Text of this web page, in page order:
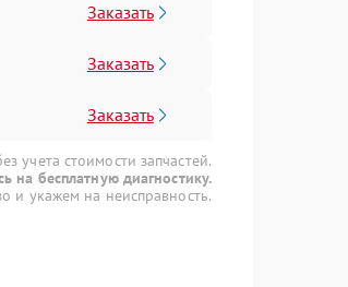
Заказать
Заказать
Заказать
учета стоимости запчастей.
на бесплатную диагностику.
и укажем на неисправность.